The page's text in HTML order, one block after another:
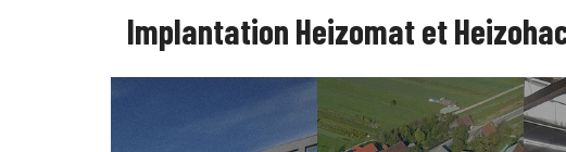
Implantation Heizomat et